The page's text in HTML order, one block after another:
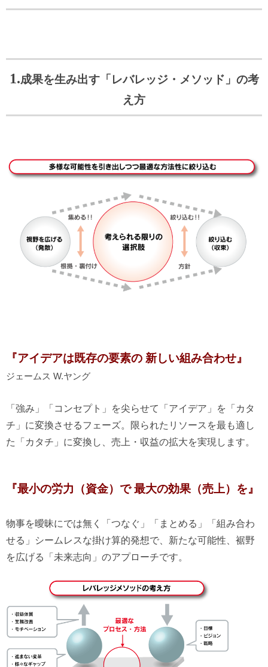
1.成果を生み出す「レバレッジ・メソッド 」の考
え方
『アイデアは既存の要素の 新しい組み合わせ』
ジェームス W.ヤング
「強み」「コンセプト」を尖らせて「アイデア」を「カタ
チ」に変換させるフェーズ。限られたリソースを最も適し
た「カタチ」に変換し、売上・収益の拡大を実現します。
『最小の労力（資金）で 最大の効果（売上）を』
物事を曖昧にでは無く「つなぐ」「まとめる」「組み合わ
せる」シームレスな掛け算的発想で、新たな可能性、裾野
を広げる「未来志向」のアプローチです。